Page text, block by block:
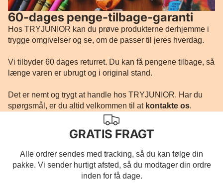
60-dages penge-tilbage-garanti
Hos TRYJUNIOR kan du prøve produkterne derhjemme i
trygge omgivelser og se, om de passer til jeres hverdag.
Vi tilbyder 60 dages returret. Du kan få pengene tilbage, så
længe varen er ubrugt og i original stand.
Det er nemt og trygt at handle hos TRYJUNIOR. Har du
spørgsmål, er du altid velkommen til at kontakte os.
GRATIS FRAGT
Alle ordrer sendes med tracking, så du kan følge din
pakke. Vi sender hurtigt afsted, så du modtager din ordre
inden for få dage.